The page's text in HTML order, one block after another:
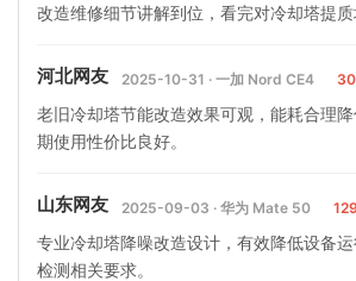
改造维修细节讲解到位，看完对冷却塔提质
河北网友 2025-10-31 · 一加 Nord CE4
老旧冷却塔节能改造效果可观，能耗合理
期使用性价比良好。
山东网友 2025-09-03 · 华为 Mate 50
专业冷却塔降噪改造设计，有效降低设备
检测相关要求。